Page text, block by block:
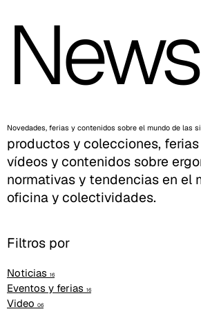
News
Novedades, ferias y contenidos sobre el mundo de las
productos y colecciones, ferias
vídeos y contenidos sobre
normativas y tendencias en el
oficina y colectividades.
Filtros por
Noticias 16
Eventos y ferias 16
Video 06